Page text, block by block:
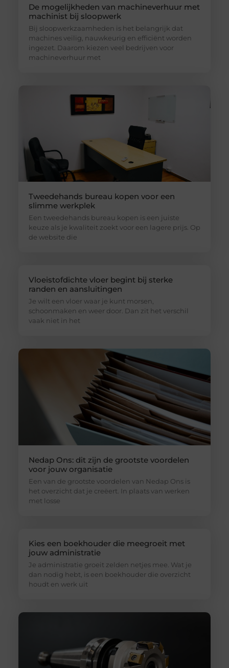
De mogelijkheden van machineverhuur met
machinist bij sloopwerk
Bij sloopwerkzaamheden is het belangrijk dat
machines veilig, nauwkeurig en efficiënt worden
ingezet. Daarom kiezen veel bedrijven voor
machineverhuur met
Tweedehands bureau kopen voor een
slimme werkplek
Een tweedehands bureau kopen is een juiste
keuze als je kwaliteit zoekt voor een lagere prijs. Op
de website die
Vloeistofdichte vloer begint bij sterke
randen en aansluitingen
Je wilt een vloer waar je kunt morsen,
schoonmaken en weer door. Dan zit het verschil
vaak niet in het
Nedap Ons: dit zijn de grootste voordelen
voor jouw organisatie
Een van de grootste voordelen van Nedap Ons is
het overzicht dat je creëert. In plaats van werken
met losse
Kies een boekhouder die meegroeit met
jouw administratie
Je administratie groeit zelden netjes mee. Wat je
dan nodig hebt, is een boekhouder die overzicht
houdt en werk uit